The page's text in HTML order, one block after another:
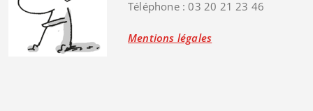
Téléphone : 03 20 21 23 46
Mentions légales